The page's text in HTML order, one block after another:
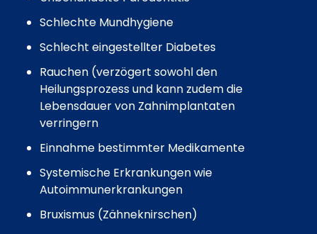
Schlechte Mundhygiene
Schlecht eingestellter Diabetes
Rauchen (verzögert sowohl den
Heilungsprozess und kann zudem die
Lebensdauer von Zahnimplantaten
verringern
Einnahme bestimmter Medikamente
Systemische Erkrankungen wie
Autoimmunerkrankungen
Bruxismus (Zähneknirschen)